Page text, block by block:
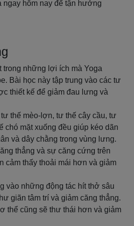
ngay hôm nay để tận hưởng
trong những lợi ích mà Yoga
Bài học này tập trung vào các tư
thiết kế để giảm đau lưng và
thế mèo-lợn, tư thế cây cầu, tư
chó mặt xuống đều giúp kéo dãn
và dây chằng trong vùng lưng.
thẳng và sự căng cứng trên
cảm thấy thoải mái hơn và giảm
vào những động tác hít thở sâu
giãn tâm trí và giảm căng thẳng.
thể cũng sẽ thư thái hơn và giảm